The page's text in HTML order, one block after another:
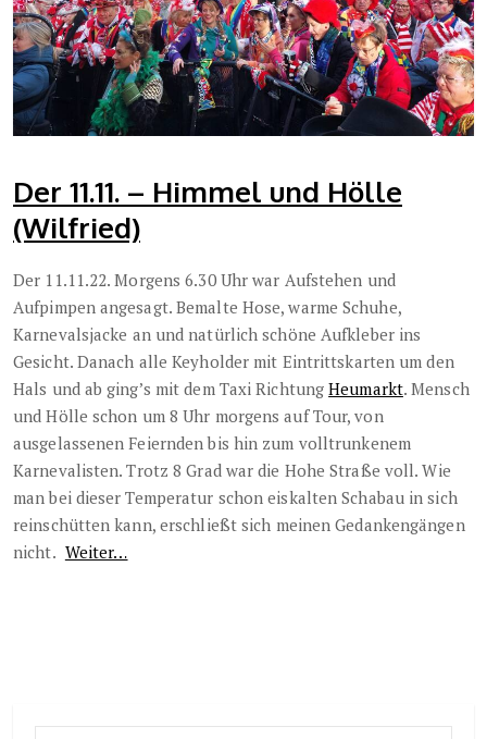
Der 11.11. – Himmel und Hölle
(Wilfried)
Der 11.11.22. Morgens 6.30 Uhr war Aufstehen und
Aufpimpen angesagt. Bemalte Hose, warme Schuhe,
Karnevalsjacke an und natürlich schöne Aufkleber ins
Gesicht. Danach alle Keyholder mit Eintrittskarten um den
Hals und ab ging’s mit dem Taxi RichtungHeumarkt. Mensch
und Hölle schon um 8 Uhr morgens auf Tour, von
ausgelassenen Feiernden bis hin zum volltrunkenem
Karnevalisten. Trotz 8 Grad war die Hohe Straße voll. Wie
man bei dieser Temperatur schon eiskalten Schabau in sich
reinschütten kann, erschließt sich meinen Gedankengängen
nicht. Weiter…